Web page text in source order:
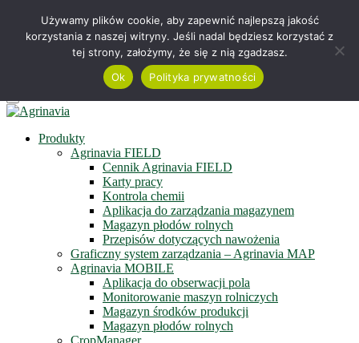
Telefon +48 515 230 958
Serwis online
Zapisz się do newslettera
Obejrzyj film
Menu
Produkty
Agrinavia FIELD
Cennik Agrinavia FIELD
Karty pracy
Kontrola chemii
Aplikacja do zarządzania magazynem
Magazyn płodów rolnych
Przepisów dotyczących nawożenia
Graficzny system zarządzania – Agrinavia MAP
Agrinavia MOBILE
Aplikacja do obserwacji pola
Monitorowanie maszyn rolniczych
Magazyn środków produkcji
Magazyn płodów rolnych
CropManager
Używamy plików cookie, aby zapewnić najlepszą jakość
korzystania z naszej witryny. Jeśli nadal będziesz korzystać z
tej strony, założymy, że się z nią zgadzasz.
Ok
Polityka prywatności